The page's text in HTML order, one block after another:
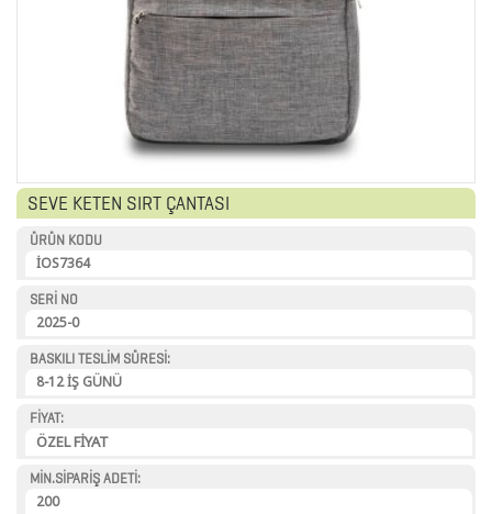
AKSESUARLARI
AYNALAR
BARDAK
FİNCAN
BARDAK
ALTLIKLARI
BİTKİ
YETİŞTİRME
SEVE KETEN SIRT ÇANTASI
ÜRÜN KODU
İOS7364
SERİ NO
2025-0
BASKILI TESLİM SÜRESİ:
8-12 İŞ GÜNÜ
FİYAT:
ÖZEL FİYAT
MİN.SİPARİŞ ADETİ:
200